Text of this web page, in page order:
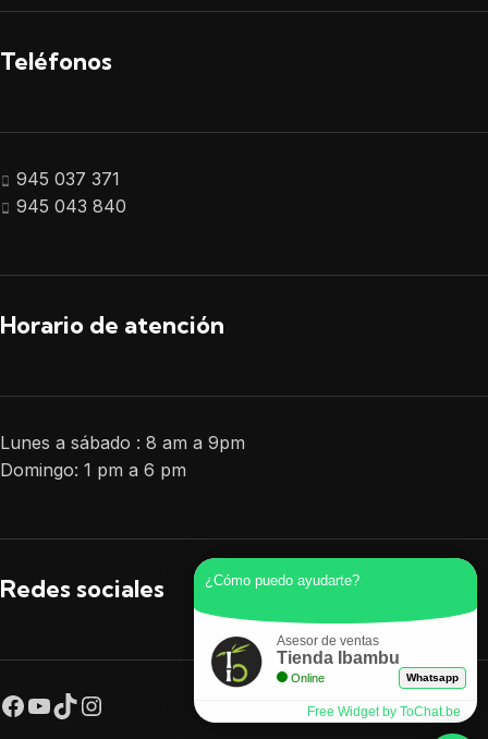
Teléfonos
945 037 371
945 043 840
Horario de atención
Lunes a sábado : 8 am a 9pm
Domingo: 1 pm a 6 pm
Redes sociales ¿Cómo puedo ayudarte?
Asesor de ventas
Tienda Ibambu
Online Whatsapp
Free Widget by ToChat.be